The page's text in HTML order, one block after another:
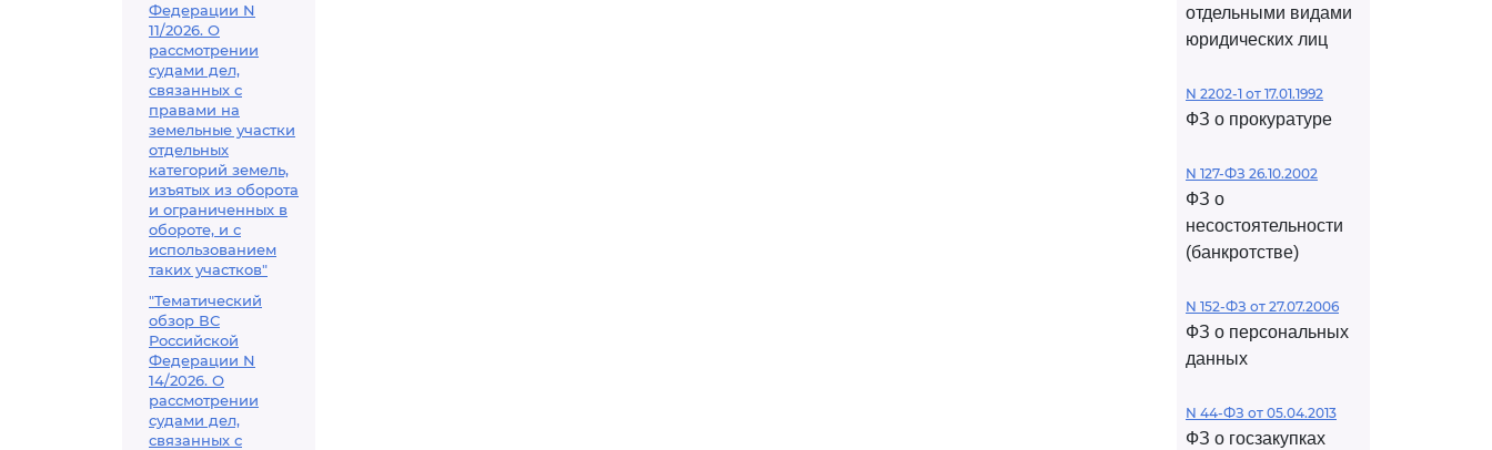
Федерации N
11/2026. О
рассмотрении
судами дел,
связанных с
правами на
земельные участки
отдельных
категорий земель,
изъятых из оборота
и ограниченных в
обороте, и с
использованием
таких участков"
"Тематический
обзор ВС
Российской
Федерации N
14/2026. О
рассмотрении
судами дел,
связанных с
отдельными видами
юридических лиц
N 2202-1 от 17.01.1992
ФЗ о прокуратуре
N 127-ФЗ 26.10.2002
ФЗ о
несостоятельности
(банкротстве)
N 152-ФЗ от 27.07.2006
ФЗ о персональных
данных
N 44-ФЗ от 05.04.2013
ФЗ о госзакупках